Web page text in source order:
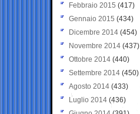
Febbraio 2015 (417)
Gennaio 2015 (434)
Dicembre 2014 (454)
Novembre 2014 (437)
Ottobre 2014 (440)
Settembre 2014 (450)
Agosto 2014 (433)
Luglio 2014 (436)